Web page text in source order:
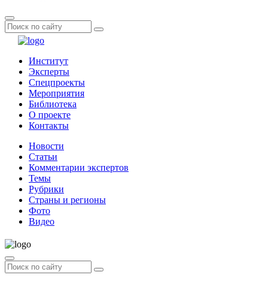
Институт
Эксперты
Спецпроекты
Мероприятия
Библиотека
О проекте
Контакты
Новости
Статьи
Комментарии экспертов
Темы
Рубрики
Страны и регионы
Фото
Видео